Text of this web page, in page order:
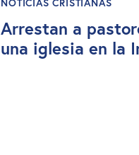
Arrestan a
una iglesia en la